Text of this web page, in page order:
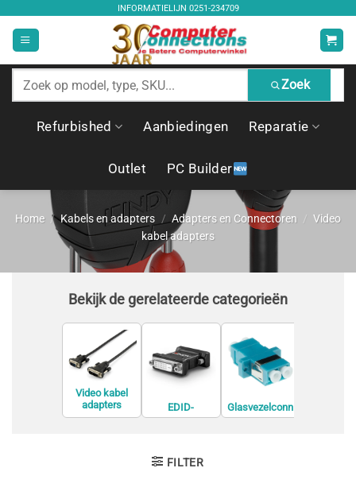
inhoud
INFORMATIELIJN 0251-234709
Zoek
producten
Zoek
Refurbished Aanbiedingen Reparatie
Outlet PC Builder
Home / Kabels en adapters / Adapters en Connectoren / Video
kabel adapters
Bekijk de gerelateerde categorieën
Video kabel
adapters
EDID-
emulators
Glasvezelconn
ectors
FILTER